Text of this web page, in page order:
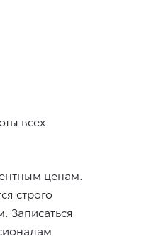
всех
ценам.
строго
Записаться